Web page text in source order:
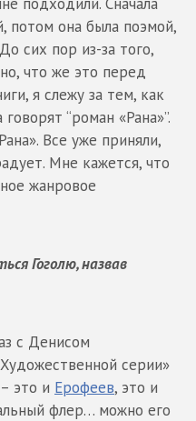
подходили. Сначала
потом она была поэмой,
сих пор из-за того,
что же это перед
я слежу за тем, как
“роман «Рана»”.
Все уже приняли,
Мне кажется, что
жанровое
Гоголю, назвав
с Денисом
серии»
это и Ерофеев, это и
флер… можно его